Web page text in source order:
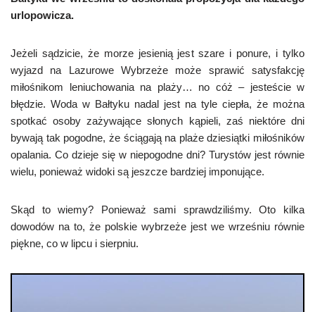
urlopowicza.
Jeżeli sądzicie, że morze jesienią jest szare i ponure, i tylko
wyjazd na Lazurowe Wybrzeże może sprawić satysfakcję
miłośnikom leniuchowania na plaży… no cóż – jesteście w
błędzie. Woda w Bałtyku nadal jest na tyle ciepła, że można
spotkać osoby zażywające słonych kąpieli, zaś niektóre dni
bywają tak pogodne, że ściągają na plaże dziesiątki miłośników
opalania. Co dzieje się w niepogodne dni? Turystów jest równie
wielu, ponieważ widoki są jeszcze bardziej imponujące.
Skąd to wiemy? Ponieważ sami sprawdziliśmy. Oto kilka
dowodów na to, że polskie wybrzeże jest we wrześniu równie
piękne, co w lipcu i sierpniu.